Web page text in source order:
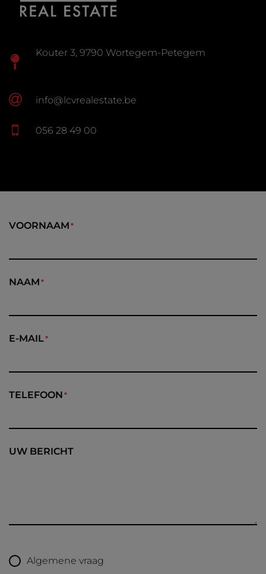
Kouter 3, 9790 Wortegem-Petegem
info@lcvrealestate.be
056 28 49 00
VOORNAAM
NAAM
E-MAIL
TELEFOON
UW BERICHT
Algemene vraag